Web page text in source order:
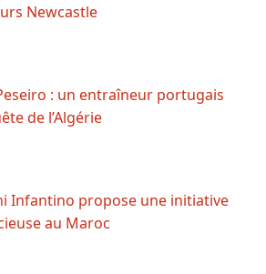
Newcastle
: un entraîneur portugais
de l’Algérie
Infantino propose une initiative
au Maroc